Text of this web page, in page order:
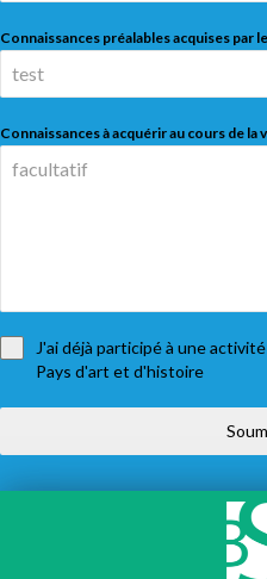
Connaissances préalables acquises par
Connaissances à acquérir au cours de la
J'ai déjà participé à une
Pays d'art et d'histoire